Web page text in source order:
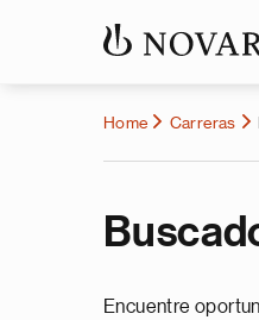
Home Carreras
Encuentre